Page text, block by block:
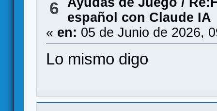
6
español con Claude IA
« en: 05 de Junio de 2026,
Lo mismo digo